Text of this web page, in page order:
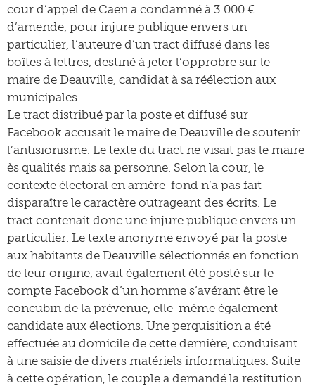
cour d’appel de Caen a condamné à 3 000 €
d’amende, pour injure publique envers un
particulier, l’auteure d’un tract diffusé dans les
boîtes à lettres, destiné à jeter l’opprobre sur le
maire de Deauville, candidat à sa réélection aux
municipales.
Le tract distribué par la poste et diffusé sur
Facebook accusait le maire de Deauville de soutenir
l’antisionisme. Le texte du tract ne visait pas le maire
ès qualités mais sa personne. Selon la cour, le
contexte électoral en arrière-fond n’a pas fait
disparaître le caractère outrageant des écrits. Le
tract contenait donc une injure publique envers un
particulier. Le texte anonyme envoyé par la poste
aux habitants de Deauville sélectionnés en fonction
de leur origine, avait également été posté sur le
compte Facebook d’un homme s’avérant être le
concubin de la prévenue, elle-même également
candidate aux élections. Une perquisition a été
effectuée au domicile de cette dernière, conduisant
à une saisie de divers matériels informatiques. Suite
à cette opération, le couple a demandé la restitution